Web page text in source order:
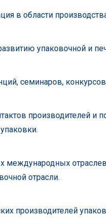
в области
упаковочной и
семинаров,
производителей и
международных
отрасли.
производителей